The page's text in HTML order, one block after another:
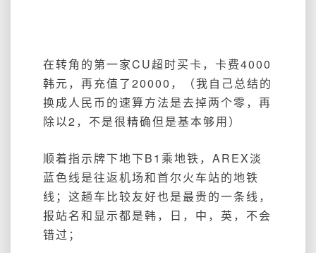
在转角的第一家CU超时买卡，卡费4000
韩元，再充值了20000，（我自己总结的
换成人民币的速算方法是去掉两个零，再
除以2，不是很精确但是基本够用）
顺着指示牌下地下B1乘地铁，AREX淡
蓝色线是往返机场和首尔火车站的地铁
线；这趟车比较友好也是最贵的一条线，
报站名和显示都是韩，日，中，英，不会
错过；